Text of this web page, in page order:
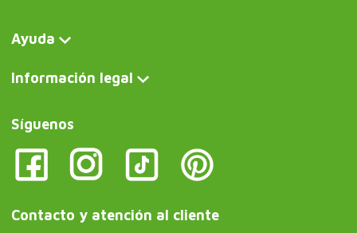
Ayuda
Información legal
Síguenos
Contacto y atención al cliente